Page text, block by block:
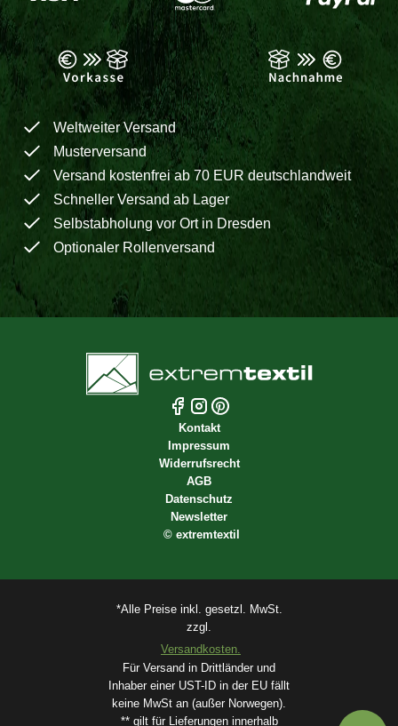
Weltweiter Versand
Musterversand
Versand kostenfrei ab 70 EUR deutschlandweit
Schneller Versand ab Lager
Selbstabholung vor Ort in Dresden
Optionaler Rollenversand
Kontakt
Impressum
Widerrufsrecht
AGB
Datenschutz
Newsletter
© extremtextil
*Alle Preise inkl. gesetzl. MwSt.
zzgl.
Versandkosten.
Für Versand in Drittländer und
Inhaber einer UST-ID in der EU fällt
keine MwSt an (außer Norwegen).
** gilt für Lieferungen innerhalb